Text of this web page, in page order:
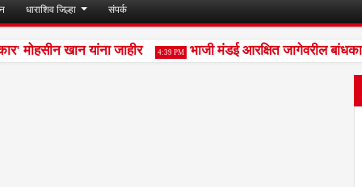
धाराशिव जिल्हा संपर्क
मोहसीन खान यांना जाहीर 4:39 PM भाजी मंडई आरक्षित जागेवरील बांधकाम